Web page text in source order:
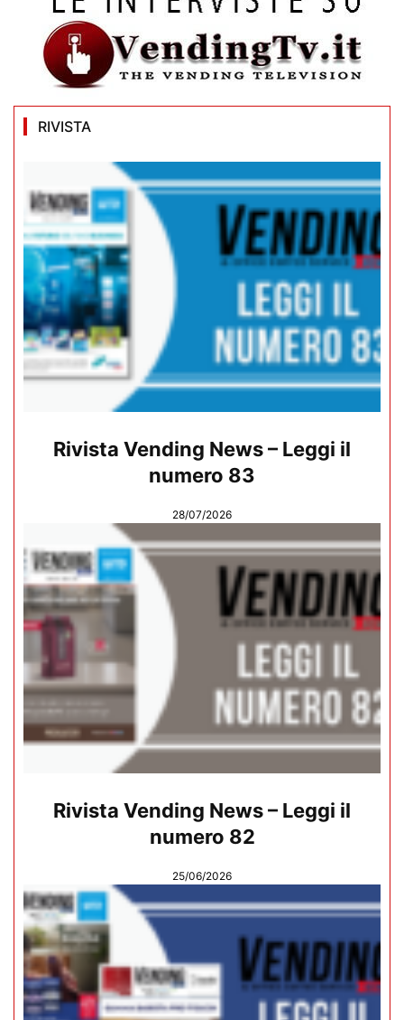
RIVISTA
Rivista Vending News – Leggi il
numero 83
28/07/2026
Rivista Vending News – Leggi il
numero 82
25/06/2026